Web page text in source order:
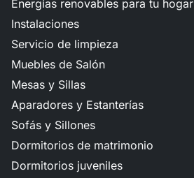
Energías renovables para tu hogar
Instalaciones
Servicio de limpieza
Muebles de Salón
Mesas y Sillas
Aparadores y Estanterías
Sofás y Sillones
Dormitorios de matrimonio
Dormitorios juveniles